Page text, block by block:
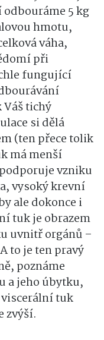
5 kg
hmotu,
váha,
při
fungující
Váš tichý
si dělá
(ten přece tolik
má menší
vzniku
vysoký krevní
ale dokonce i
tuk je obrazem
uvnitř orgánů –
to je ten pravý
poznáme
a jeho úbytku,
tuk
zvýší.